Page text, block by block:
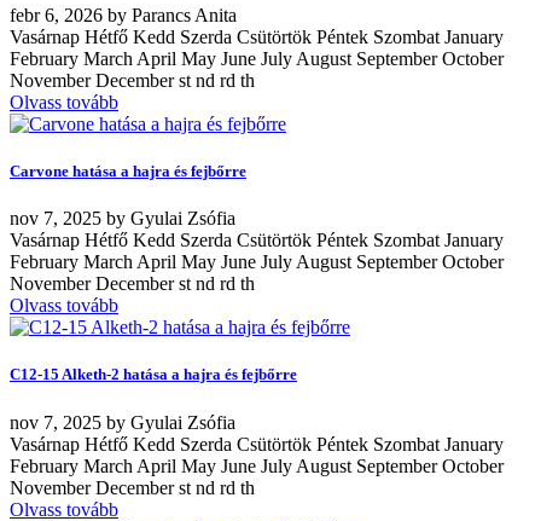
febr6, 2026 by Parancs Anita
Vasárnap Hétfő Kedd Szerda Csütörtök Péntek Szombat January
February March April May June July August September October
November December st nd rd th
Olvass tovább
Carvone hatása a hajra és fejbőrre
nov 7, 2025 by Gyulai Zsófia
Vasárnap Hétfő Kedd Szerda Csütörtök Péntek Szombat January
February March April May June July August September October
November December st nd rd th
Olvass tovább
C12-15 Alketh-2 hatása a hajra és fejbőrre
nov 7, 2025 by Gyulai Zsófia
Vasárnap Hétfő Kedd Szerda Csütörtök Péntek Szombat January
February March April May June July August September October
November December st nd rd th
Olvass tovább